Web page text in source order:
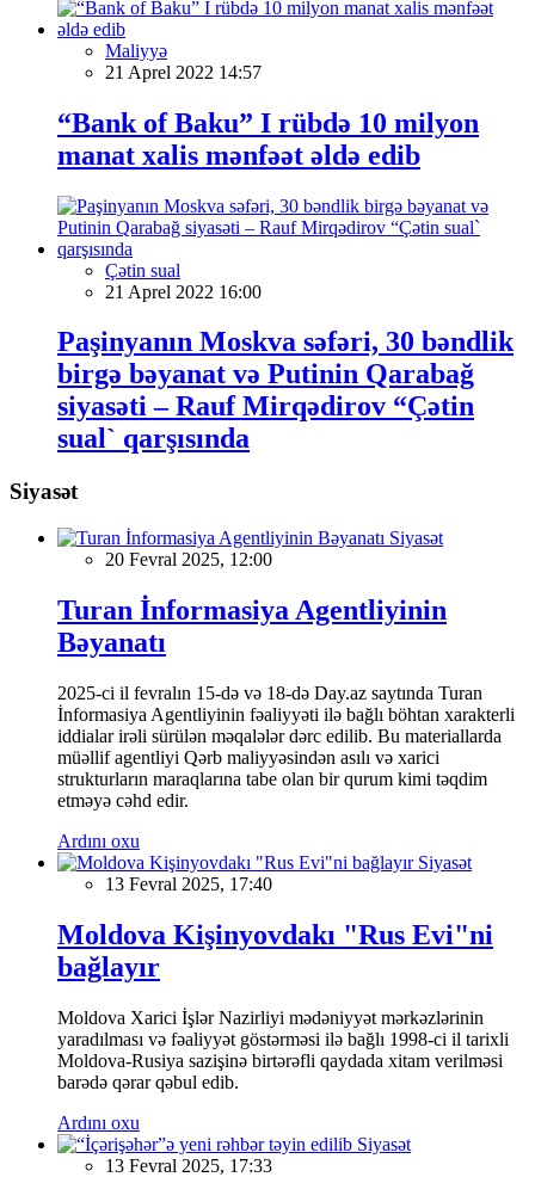
Maliyyə
21 Aprel 2022 14:57
“Bank of Baku” I rübdə 10 milyon
manat xalis mənfəət əldə edib
Çətin sual
21 Aprel 2022 16:00
Paşinyanın Moskva səfəri, 30 bəndlik
birgə bəyanat və Putinin Qarabağ
siyasəti – Rauf Mirqədirov “Çətin
sual` qarşısında
Siyasət
Siyasət
20 Fevral 2025, 12:00
Turan İnformasiya Agentliyinin
Bəyanatı
2025-ci il fevralın 15-də və 18-də Day.az saytında Turan
İnformasiya Agentliyinin fəaliyyəti ilə bağlı böhtan xarakterli
iddialar irəli sürülən məqalələr dərc edilib. Bu materiallarda
müəllif agentliyi Qərb maliyyəsindən asılı və xarici
strukturların maraqlarına tabe olan bir qurum kimi təqdim
etməyə cəhd edir.
Ardını oxu
Siyasət
13 Fevral 2025, 17:40
Moldova Kişinyovdakı "Rus Evi"ni
bağlayır
Moldova Xarici İşlər Nazirliyi mədəniyyət mərkəzlərinin
yaradılması və fəaliyyət göstərməsi ilə bağlı 1998-ci il tarixli
Moldova-Rusiya sazişinə birtərəfli qaydada xitam verilməsi
barədə qərar qəbul edib.
Ardını oxu
Siyasət
13 Fevral 2025, 17:33